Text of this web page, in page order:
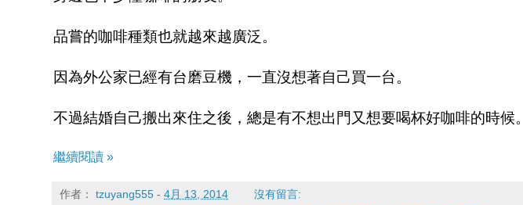
品嘗的咖啡種類也就越來越廣泛。
因為外公家已經有台磨豆機，一直沒想著自己買一台。
不過結婚自己搬出來住之後，總是有不想出門又想要喝杯好咖啡的時候。
繼續閱讀 »
作者： tzuyang555 - 4月 13, 2014
沒有留言: